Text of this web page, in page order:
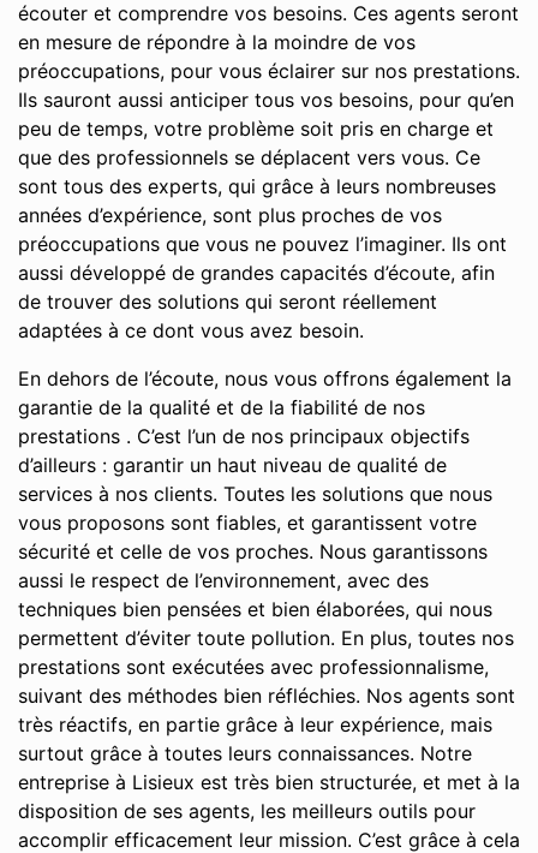
écouter et comprendre vos besoins. Ces agents seront
en mesure de répondre à la moindre de vos
préoccupations, pour vous éclairer sur nos prestations.
Ils sauront aussi anticiper tous vos besoins, pour qu’en
peu de temps, votre problème soit pris en charge et
que des professionnels se déplacent vers vous. Ce
sont tous des experts, qui grâce à leurs nombreuses
années d’expérience, sont plus proches de vos
préoccupations que vous ne pouvez l’imaginer. Ils ont
aussi développé de grandes capacités d’écoute, afin
de trouver des solutions qui seront réellement
adaptées à ce dont vous avez besoin.
En dehors de l’écoute, nous vous offrons également la
garantie de la qualité et de la fiabilité de nos
prestations . C’est l’un de nos principaux objectifs
d’ailleurs : garantir un haut niveau de qualité de
services à nos clients. Toutes les solutions que nous
vous proposons sont fiables, et garantissent votre
sécurité et celle de vos proches. Nous garantissons
aussi le respect de l’environnement, avec des
techniques bien pensées et bien élaborées, qui nous
permettent d’éviter toute pollution. En plus, toutes nos
prestations sont exécutées avec professionnalisme,
suivant des méthodes bien réfléchies. Nos agents sont
très réactifs, en partie grâce à leur expérience, mais
surtout grâce à toutes leurs connaissances. Notre
entreprise à Lisieux est très bien structurée, et met à la
disposition de ses agents, les meilleurs outils pour
accomplir efficacement leur mission. C’est grâce à cela